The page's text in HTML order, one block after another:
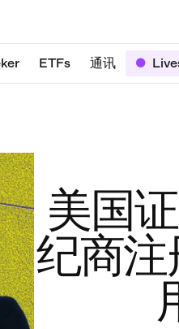
ETFs 通讯
美国
纪商注